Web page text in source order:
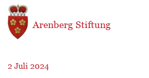
Direkt zum Inhalt
Arenberg Stiftung
2 Juli 2024